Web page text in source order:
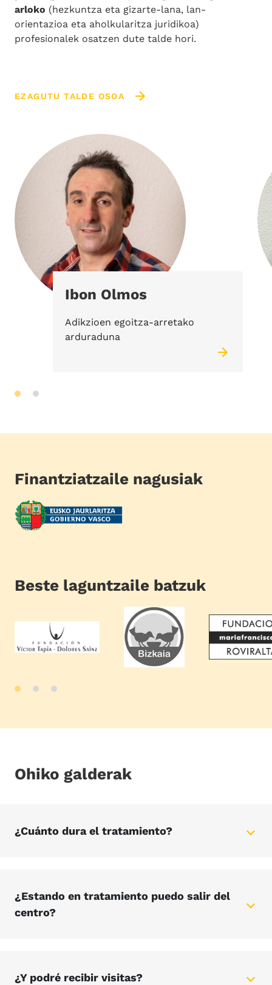
arloko (hezkuntza eta gizarte-lana, lan-
orientazioa eta aholkularitza juridikoa)
profesionalek osatzen dute talde hori.
EZAGUTU TALDE OSOA
Ibon Olmos
Adikzioen egoitza-arretako
arduraduna
Finantziatzaile nagusiak
Beste laguntzaile batzuk
Ohiko galderak
¿Cuánto dura el tratamiento?
¿Estando en tratamiento puedo salir del
centro?
¿Y podré recibir visitas?